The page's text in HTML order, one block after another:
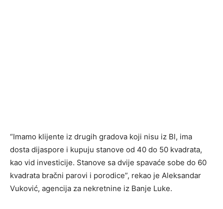
“Imamo klijente iz drugih gradova koji nisu iz Bl, ima
dosta dijaspore i kupuju stanove od 40 do 50 kvadrata,
kao vid investicije. Stanove sa dvije spavaće sobe do 60
kvadrata bračni parovi i porodice”, rekao je Aleksandar
Vuković, agencija za nekretnine iz Banje Luke.